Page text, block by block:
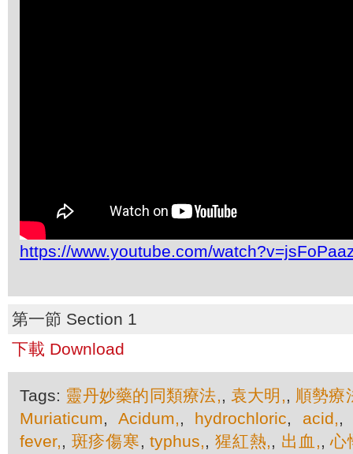
https://www.youtube.com/
第一節 Section 1
下載 Download
Tags: 靈丹妙藥的同類療法,, 袁大明,, 順勢療
Muriaticum, Acidum,, hydrochloric, acid,,
fever,, 斑疹傷寒,typhus,,猩紅熱,, 出血,,心